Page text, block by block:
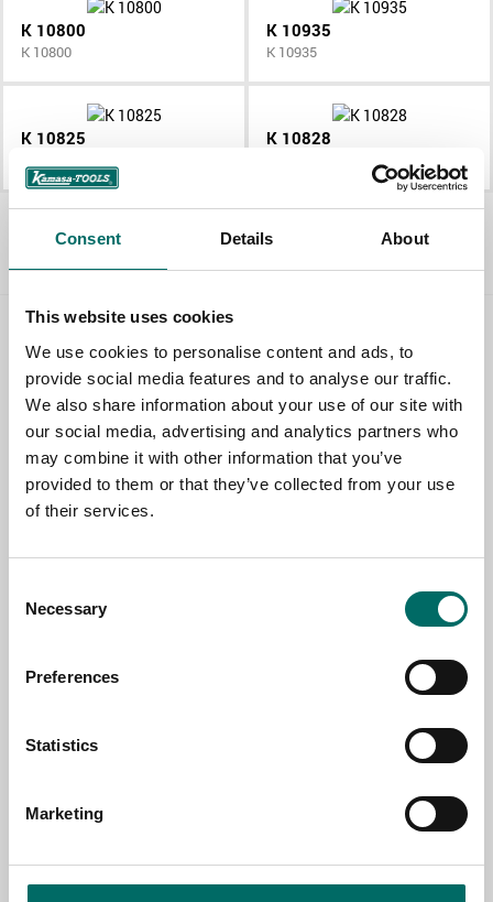
Consent Details About
This website uses cookies
We use cookies to personalise content and ads, to
provide social media features and to analyse our traffic.
We also share information about your use of our site with
our social media, advertising and analytics partners who
may combine it with other information that you’ve
provided to them or that they’ve collected from your use
of their services.
Selection
Necessary
Preferences
Statistics
Marketing
K 10800
K 10800
K 10935
K 10935
K 10825 K 10828
Allt Borrar
Contact us
TOPIC
NAME
MESSAGE (written in english)